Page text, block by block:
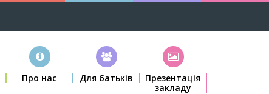
Про нас Для батьків
Презентація
закладу